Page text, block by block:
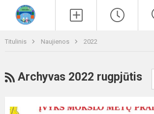
Titulinis Naujienos 2022
RSS
Archyvas 2022 rugpjūtis
Rugsėjo1-